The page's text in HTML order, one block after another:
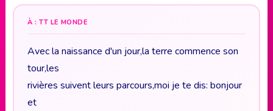
À : TT LE MONDE
Avec la naissance d'un jour,la terre commence son
tour,les
rivières suivent leurs parcours,moi je te dis: bonjour
et